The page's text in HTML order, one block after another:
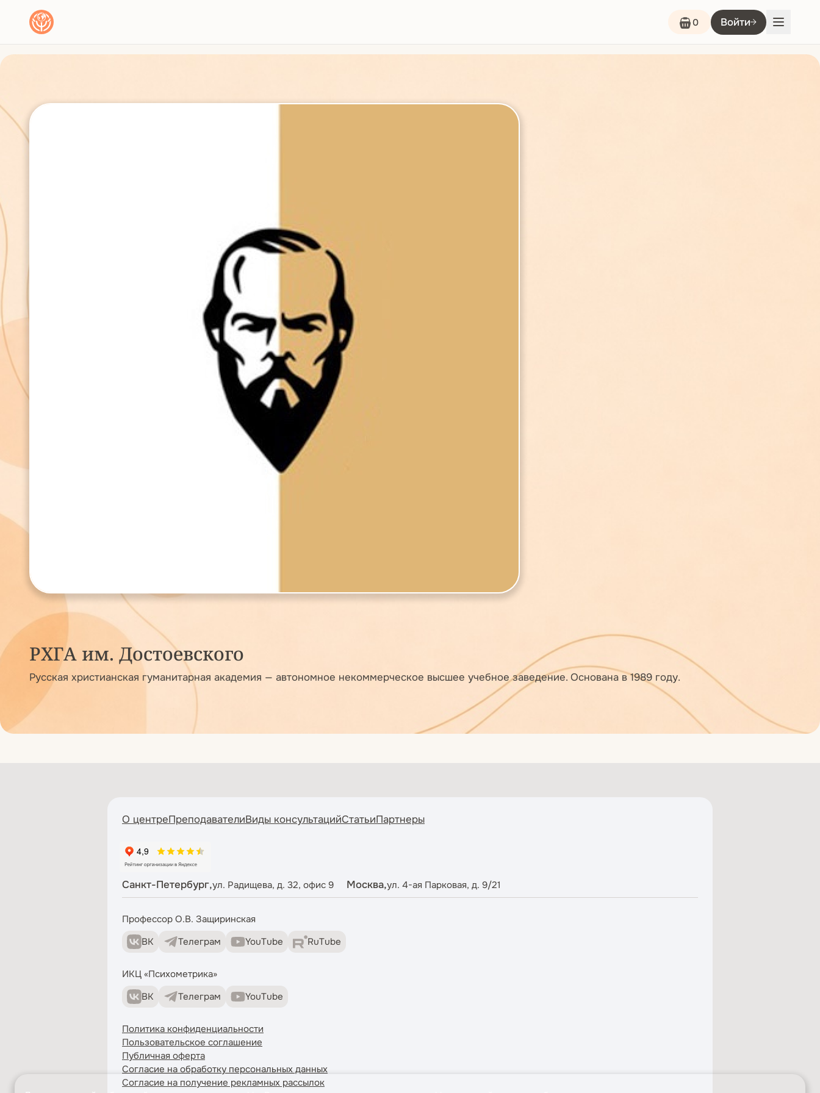
0 Войти
РХГА им. Достоевского
Русская христианская гуманитарная академия — автономное некоммерческое высшее учебное заведение. Основана в 1989 году.
О центреПреподавателиВиды консультацийСтатьиПартнеры
Санкт-Петербург,ул. Радищева, д. 32, офис 9 Москва,ул. 4-ая Парковая, д. 9/21
Профессор О.В. Защиринская
ВК
Телеграм YouTube RuTube
ИКЦ «Психометрика»
ВК
Телеграм YouTube
Политика конфиденциальности
Пользовательское соглашение
Публичная оферта
Согласие на обработку персональных данных
Согласие на получение рекламных рассылок